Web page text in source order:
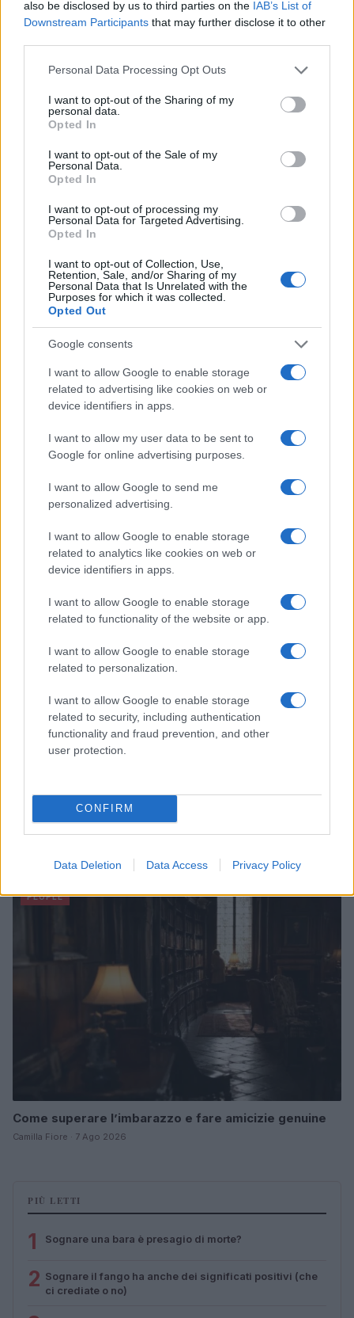
also be disclosed by us to third parties on the IAB’s List of
Downstream Participants that may further disclose it to other
Please note that this website/app uses one or more Google
not limited to your visit or usage behaviour. You may click to
grant or deny consent to Google and its third-party tags to
use your data for below specified purposes in below Google
consent section.
Personal Data Processing Opt Outs
I want to opt-out of the Sharing of my
personal data.
Opted In
I want to opt-out of the Sale of my
Personal Data.
Opted In
I want to opt-out of processing my
Personal Data for Targeted Advertising.
Opted In
I want to opt-out of Collection, Use,
Retention, Sale, and/or Sharing of my
Personal Data that Is Unrelated with the
Purposes for which it was collected.
Opted Out
Google consents
I want to allow Google to enable storage
related to advertising like cookies on web or
device identifiers in apps.
I want to allow my user data to be sent to
Google for online advertising purposes.
I want to allow Google to send me
personalized advertising.
I want to allow Google to enable storage
related to analytics like cookies on web or
device identifiers in apps.
I want to allow Google to enable storage
related to functionality of the website or app.
I want to allow Google to enable storage
related to personalization.
I want to allow Google to enable storage
related to security, including authentication
functionality and fraud prevention, and other
user protection.
CONFIRM
Data Deletion Data Access Privacy Policy
Continua a leggere
LIFESTYLE
Le nuove Havaianas Kitten Heel debuttano a
Copenhagen: un mix di comfort e stile
Matteo Pellegrino · 7 Ago 2026
BELLEZZA
Camilla Fiore · 7 Ago 2026
PEOPLE
Come superare l’imbarazzo e fare amicizie genuine
Camilla Fiore · 7 Ago 2026
PIÙ LETTI
1 Sognare una bara è presagio di morte?
2 Sognare il fango ha anche dei significati positivi (che
ci crediate o no)